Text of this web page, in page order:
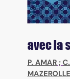
avec la
P. AMAR ;
MAZEROLLE